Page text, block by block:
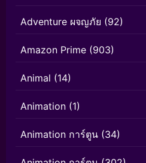
Adventure ผจญภัย (92)
Amazon Prime (903)
Animal (14)
Animation (1)
Animation การ์ตูน (34)